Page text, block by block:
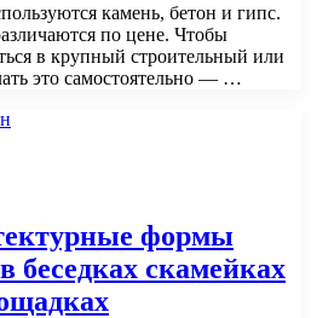
камень, бетон и гипс.
по цене. Чтобы
в крупный строительный или
это самостоятельно — …
формы
беседках скамейках